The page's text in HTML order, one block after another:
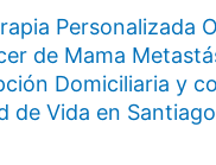
Personalizada
de Mama
Domiciliaria y
de Vida en